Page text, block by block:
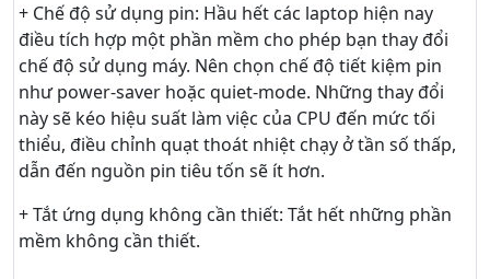
+ Chế độ sử dụng pin: Hầu hết các laptop hiện nay
điều tích hợp một phần mềm cho phép bạn thay đổi
chế độ sử dụng máy. Nên chọn chế độ tiết kiệm pin
như power-saver hoặc quiet-mode. Những thay đổi
này sẽ kéo hiệu suất làm việc của CPU đến mức tối
thiểu, điều chỉnh quạt thoát nhiệt chạy ở tần số thấp,
dẫn đến nguồn pin tiêu tốn sẽ ít hơn.
+ Tắt ứng dụng không cần thiết: Tắt hết những phần
mềm không cần thiết.